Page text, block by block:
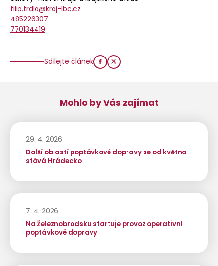
filip.trdla@kraj-lbc.cz
485226307
770134419
Sdílejte článek
Mohlo by Vás zajímat
29. 4. 2026
Další oblastí poptávkové dopravy se od května
stává Hrádecko
7. 4. 2026
Na Železnobrodsku startuje provoz operativní
poptávkové dopravy